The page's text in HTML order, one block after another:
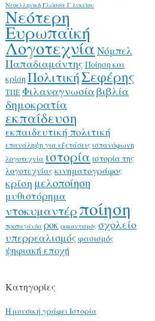
Νεοελληνική Γλώσσα Γ λυκείου
Νεότερη
Ευρωπαϊκή
ΛογοτεχνίαΝόμπελ
Παπαδιαμάντης Ποίηση και
κρίση ΠολιτικήΣεφέρης
ΤΠΕΦιλαναγνωσίαβιβλία
δημοκρατία
εκπαίδευση
εκπαιδευτική πολιτική
επανάληψη για εξετάσεις ισπανόφωνη
λογοτεχνία ιστορία ιστορία της
λογοτεχνίαςκινηματογράφος
κρίση μελοποίηση
μυθιστόρημα
ντοκυμαντέρποίηση
προπαγάνδα ροκ ρομαντισμός σχολείο
υπερρεαλισμόςφασισμός
ψηφιακή εποχή
Κατηγορίες
H μουσική γράφει Ιστορία